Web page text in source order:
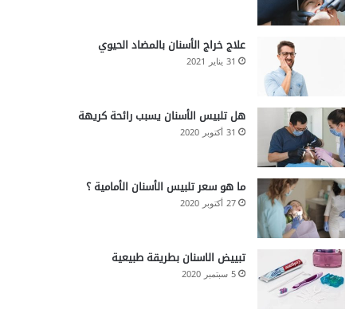
علاج خراج الأسنان بالمضاد الحيوي
31 يناير 2021
هل تلبيس الأسنان يسبب رائحة كريهة
31 أكتوبر 2020
ما هو سعر تلبيس الأسنان الأمامية ؟
27 أكتوبر 2020
تبييض الاسنان بطريقة طبيعية
5 سبتمبر 2020